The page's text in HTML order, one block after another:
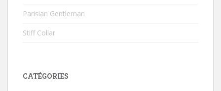
Parisian Gentleman
Stiff Collar
CATÉGORIES